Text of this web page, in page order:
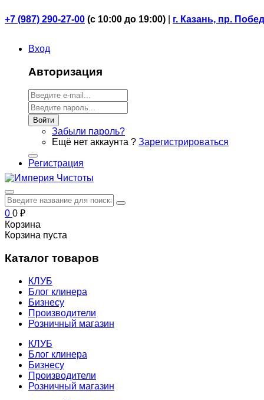
+7 (987) 290-27-00 (с 10:00 до 19:00) г. Казань, пр.
Вход
Авторизация
Войти
Забыли пароль?
Ещё нет аккаунта ? Зарегистрироваться
Регистрация
0 0 ₽
Корзина
Корзина пуста
Каталог товаров
КЛУБ
Блог клинера
Бизнесу
Производители
Розничный магазин
КЛУБ
Блог клинера
Бизнесу
Производители
Розничный магазин